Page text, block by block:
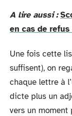
A lire aussi :
en cas de
Une fois cette
suffisent), on
chaque lettre à
dicte plus un
vers un moment